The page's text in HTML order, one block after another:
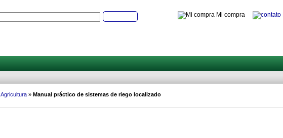
Mi compra
Agricultura» Manual práctico de sistemas de riego localizado